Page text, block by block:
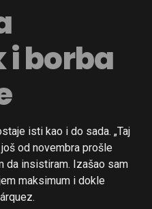
borba
isti kao i do sada. „Taj
od novembra prošle
da insistiram. Izašao sam
maksimum i dokle